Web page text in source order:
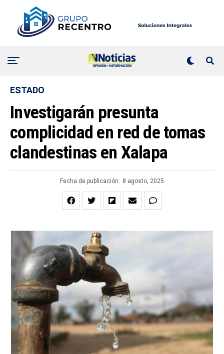
ESTADO
Investigarán presunta
complicidad en red de tomas
clandestinas en Xalapa
Fecha de publicación: 8 agosto, 2025